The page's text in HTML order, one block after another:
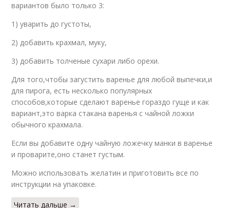
вариантов было только 3:
1) уварить до густоты,
2) добавить крахмал, муку,
3) добавить толченые сухари либо орехи.
Для того,чтобы загустить варенье для любой выпечки,и
для пирога, есть несколько популярных
способов,которые сделают варенье гораздо гуще и как
вариант,это варка стакана варенья с чайной ложки
обычного крахмала.
Если вы добавите одну чайную ложечку манки в варенье
и проварите,оно станет густым.
Можно использовать желатин и приготовить все по
инструкции на упаковке.
Читать дальше →